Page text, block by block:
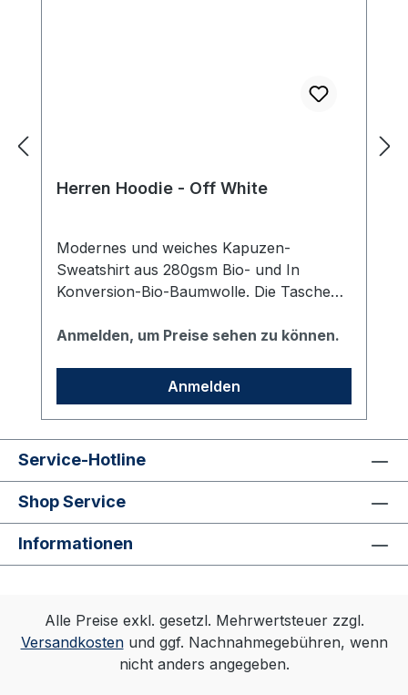
Herren Hoodie - Off White
Modernes und weiches Kapuzen-
Sweatshirt aus 280gsm Bio- und In
Konversion-Bio-Baumwolle. Die Taschen
ein cleanes Auftreten und sorgen für eine
Logo auf der linken Brust.
Anmelden, um Preise sehen zu können.
Anmelden
Service-Hotline
Shop Service
Informationen
Alle Preise exkl. gesetzl. Mehrwertsteuer zzgl.
Versandkostenund ggf. Nachnahmegebühren, wenn
nicht anders angegeben.